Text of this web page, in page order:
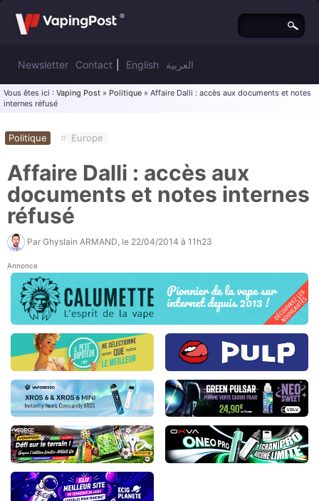
Newsletter Contact English العربية
Vous êtes ici : Vaping Post » Politique » Affaire Dalli : accès aux documents et notes
internes réfusé
Politique # Europe
Affaire Dalli : accès aux
documents et notes internes
réfusé
Par Ghyslain ARMAND , le 22/04/2014 à 11h23
Annonce